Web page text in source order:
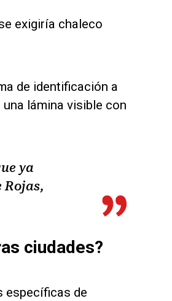
exigiría chaleco
de identificación a
lámina visible con
ya
Rojas,
ciudades?
específicas de